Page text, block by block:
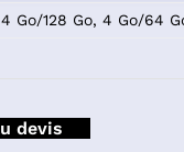
14 — YouShop DZ
A 14 — YouShop
4 Go/128 Go, 4 Go/64
devis